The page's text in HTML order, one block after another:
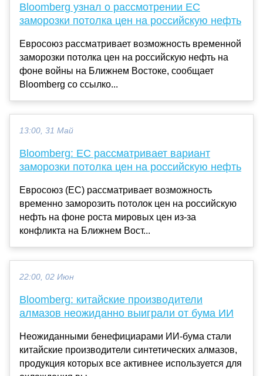
Bloomberg узнал о рассмотрении ЕС
заморозки потолка цен на российскую нефть
Евросоюз рассматривает возможность временной
заморозки потолка цен на российскую нефть на
фоне войны на Ближнем Востоке, сообщает
Bloomberg со ссылко...
13:00, 31 Май
Bloomberg: ЕС рассматривает вариант
заморозки потолка цен на российскую нефть
Евросоюз (ЕС) рассматривает возможность
временно заморозить потолок цен на российскую
нефть на фоне роста мировых цен из-за
конфликта на Ближнем Вост...
22:00, 02 Июн
Bloomberg: китайские производители
алмазов неожиданно выиграли от бума ИИ
Неожиданными бенефициарами ИИ-бума стали
китайские производители синтетических алмазов,
продукция которых все активнее используется для